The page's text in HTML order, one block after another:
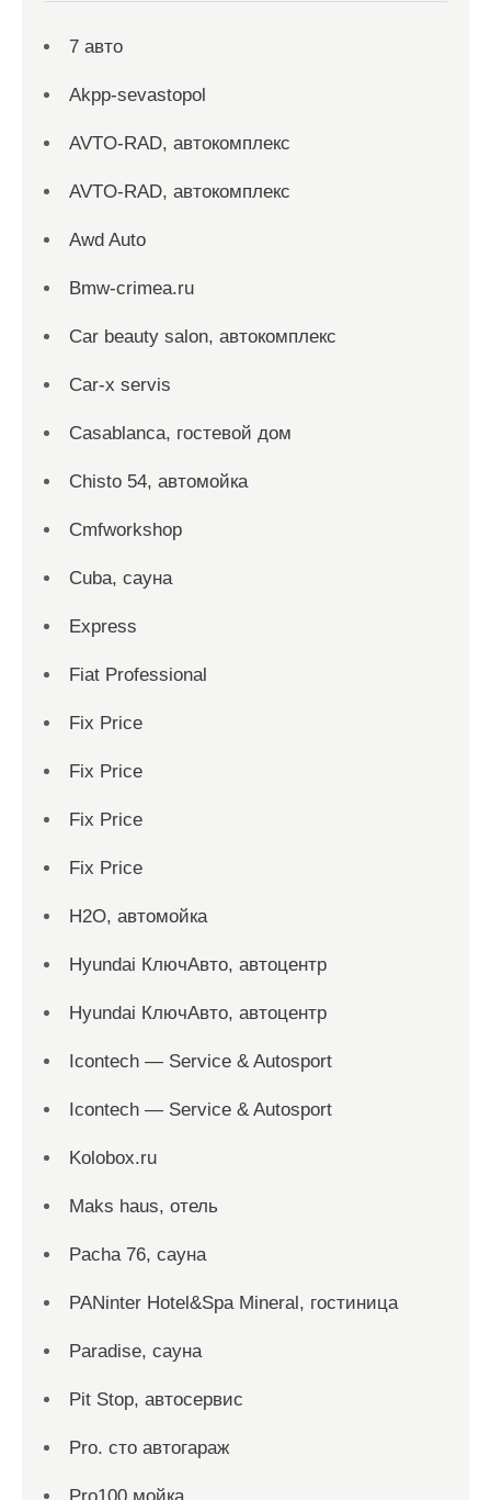
7 авто
Akpp-sevastopol
AVTO-RAD, автокомплекс
AVTO-RAD, автокомплекс
Awd Auto
Bmw-crimea.ru
Car beauty salon, автокомплекс
Car-x servis
Casablanca, гостевой дом
Chisto 54, автомойка
Cmfworkshop
Cuba, сауна
Express
Fiat Professional
Fix Price
Fix Price
Fix Price
Fix Price
H2O, автомойка
Hyundai КлючАвто, автоцентр
Hyundai КлючАвто, автоцентр
Icontech — Service & Autosport
Icontech — Service & Autosport
Kolobox.ru
Maks haus, отель
Pacha 76, сауна
PANinter Hotel&Spa Mineral, гостиница
Paradise, сауна
Pit Stop, автосервис
Pro. cтo автогараж